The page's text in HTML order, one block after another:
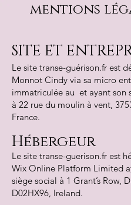
mentions
SITE ET
Le site transe-guérison.fr est
Monnot Cindy via sa micro
immatriculée au et ayant son
à 22 rue du moulin à vent,
France.
Hébergeur
Le site transe-guerison.fr est
Wix Online Platform Limited
siège social à 1 Grant’s Row,
D02HX96, Ireland.